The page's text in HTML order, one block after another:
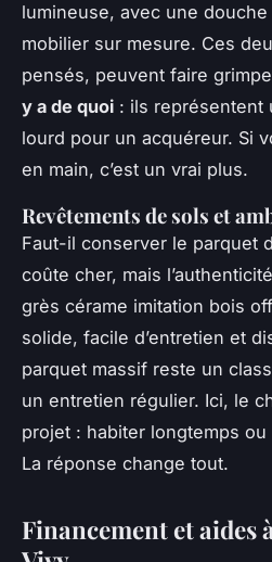
lumineuse, avec une douche
mobilier sur mesure. Ces
pensés, peuvent faire
y a de quoi : ils représentent
lourd pour un acquéreur. Si
en main, c’est un vrai plus.
Revêtements de sols et
Faut-il conserver le parquet
coûte cher, mais
grès cérame imitation bois
solide, facile d’entretien et
parquet massif reste un
un entretien régulier. Ici, le
projet : habiter longtemps
La réponse change tout.
Financement et aides